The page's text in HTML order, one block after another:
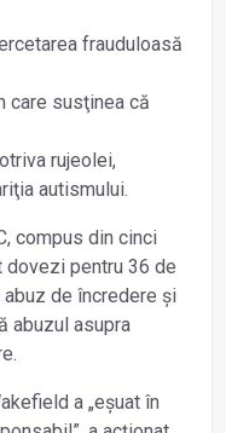
frauduloasă
care susţinea că
rujeolei,
autismului.
compus din cinci
dovezi pentru 36 de
de încredere și
abuzul asupra
a „eșuat în